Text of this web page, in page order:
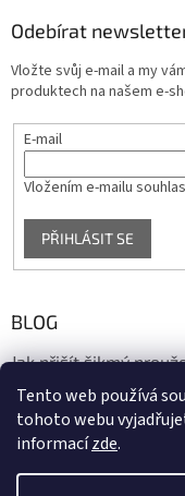
Tento web používá
tohoto webu
informacízde.
Odebírat
Vložte svůj e-mail a my
produktech na našem e-
E-mail
Vložením e-mailu
PŘIHLÁSIT SE
BLOG
Jak přišít šikmý
17.10.2020